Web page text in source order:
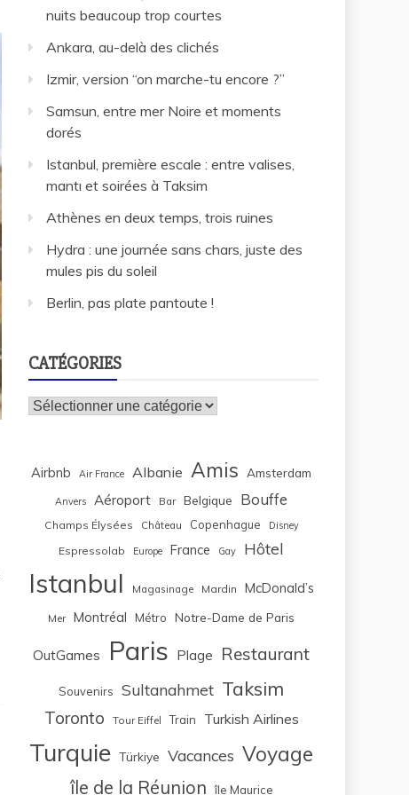
nuits beaucoup trop courtes
Ankara, au-delà des clichés
Izmir, version “on marche-tu encore ?”
Samsun, entre mer Noire et moments
dorés
Istanbul, première escale : entre valises,
mantı et soirées à Taksim
Athènes en deux temps, trois ruines
Hydra : une journée sans chars, juste des
mules pis du soleil
Berlin, pas plate pantoute !
CATÉGORIES
Catégories
Airbnb Air France Albanie Amis Amsterdam
Anvers Aéroport Bar Belgique Bouffe
Champs Élysées Château Copenhague Disney
Espressolab Europe France Gay Hôtel
Istanbul Magasinage Mardin McDonald’s
Mer Montréal Métro Notre-Dame de Paris
OutGames Paris Plage Restaurant
Souvenirs Sultanahmet Taksim
Toronto Tour Eiffel Train Turkish Airlines
Turquie Türkiye Vacances Voyage
île de la Réunion île Maurice